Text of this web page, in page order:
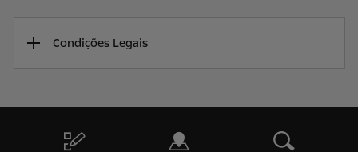
Condições Legais